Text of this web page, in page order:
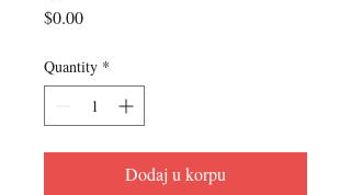
$0.00Price
Quantity *
Dodaj u korpu